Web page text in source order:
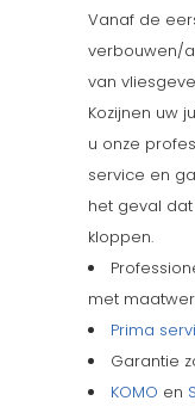
Vanaf de
verbouwen/
van
Kozijnen uw
u onze
service en
het geval
kloppen.
met
Prima
Garantie
KOMO en